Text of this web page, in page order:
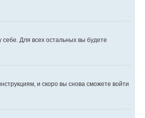
Для всех остальных вы будете
и скоро вы снова сможете войти